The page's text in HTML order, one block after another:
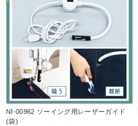
NI-00962 ソーイング用レーザーガイド
(袋)